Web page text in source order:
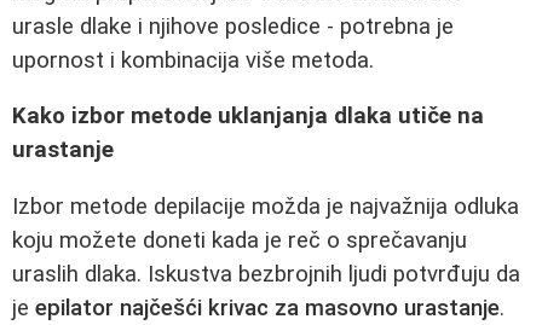
urasle dlake i njihove posledice - potrebna je
upornost i kombinacija više metoda.
Kako izbor metode uklanjanja dlaka utiče na
urastanje
Izbor metode depilacije možda je najvažnija odluka
koju možete doneti kada je reč o sprečavanju
uraslih dlaka. Iskustva bezbrojnih ljudi potvrđuju da
je epilator najčešći krivac za masovno urastanje.